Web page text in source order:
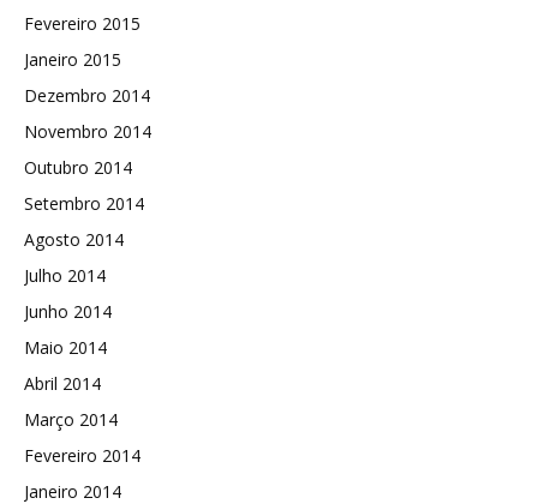
Fevereiro 2015
Janeiro 2015
Dezembro 2014
Novembro 2014
Outubro 2014
Setembro 2014
Agosto 2014
Julho 2014
Junho 2014
Maio 2014
Abril 2014
Março 2014
Fevereiro 2014
Janeiro 2014